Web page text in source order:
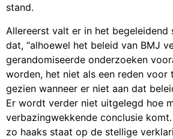
stand.
Allereerst valt er in het begeleidend
dat, “alhoewel het beleid van BMJ
gerandomiseerde onderzoeken
worden, het niet als een reden
gezien wanneer er niet aan dat
Er wordt verder niet uitgelegd hoe
verbazingwekkende conclusie
zo haaks staat op de stellige